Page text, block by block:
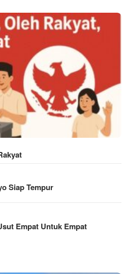
Siap Tempur
Empat Untuk Empat